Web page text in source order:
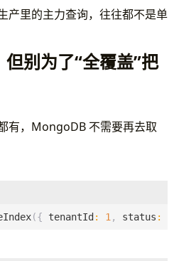
产里的主力查询，往往都不是单
别为了“全覆盖”把
有，MongoDB 不需要再去取
({ tenantId : 1 , status :